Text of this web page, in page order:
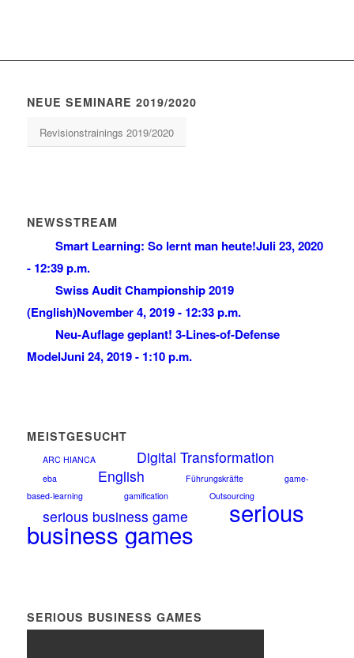
NEUE SEMINARE 2019/2020
Revisionstrainings 2019/2020
NEWSSTREAM
Smart Learning: So lernt man heute!Juli 23, 2020
- 12:39 p.m.
Swiss Audit Championship 2019
(English)November 4, 2019 - 12:33 p.m.
Neu-Auflage geplant! 3-Lines-of-Defense
ModelJuni 24, 2019 - 1:10 p.m.
MEISTGESUCHT
ARC HIANCA Digital Transformation
eba English Führungskräfte
game-
based-learning
gamification Outsourcing
serious business game serious
business games
SERIOUS BUSINESS GAMES